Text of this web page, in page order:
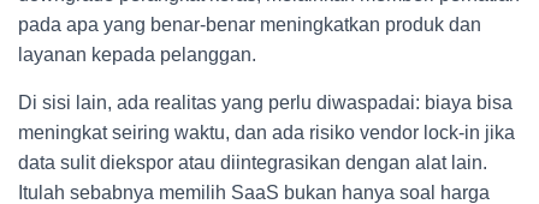
pada apa yang benar-benar meningkatkan produk dan
layanan kepada pelanggan.
Di sisi lain, ada realitas yang perlu diwaspadai: biaya bisa
meningkat seiring waktu, dan ada risiko vendor lock-in jika
data sulit diekspor atau diintegrasikan dengan alat lain.
Itulah sebabnya memilih SaaS bukan hanya soal harga